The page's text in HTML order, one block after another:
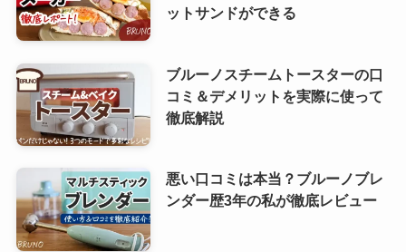
ットサンドができる
ブルーノスチームトースターの口
コミ＆デメリットを実際に使って
徹底解説
悪い口コミは本当？ブルーノブレ
ンダー歴3年の私が徹底レビュー